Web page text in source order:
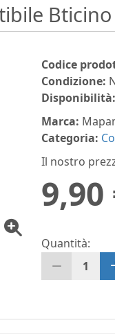
Codice
Condizione:
Disponibilità:
Marca:
Categoria:
Il nostro
9,90
Quantità:
1